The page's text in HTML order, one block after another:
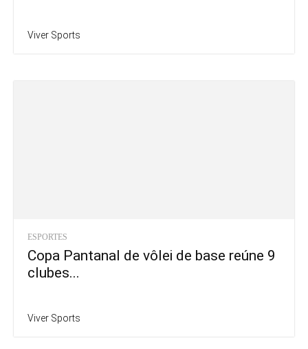
Viver Sports
ESPORTES
Copa Pantanal de vôlei de base reúne 9
clubes...
Viver Sports